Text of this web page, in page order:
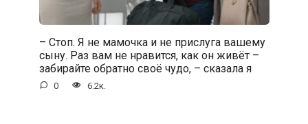
– Стоп. Я не мамочка и не прислуга вашему
сыну. Раз вам не нравится, как он живёт –
забирайте обратно своё чудо, – сказала я
0 6.2к.